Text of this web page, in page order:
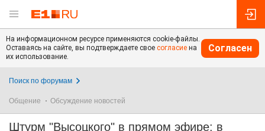
На информационном ресурсе применяются cookie-файлы.
Оставаясь на сайте, вы подтверждаете свое согласие на
их использование.
Согласен
Поиск по форумам
Общение Обсуждение новостей
Штурм "Высоцкого" в прямом эфире: в